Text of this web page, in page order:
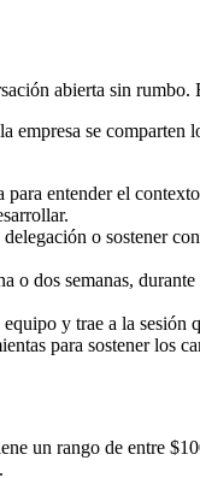
abierta sin rumbo.
se
entender el
o sostener
dos semanas,
y trae a la sesión
para sostener los
un rango de entre